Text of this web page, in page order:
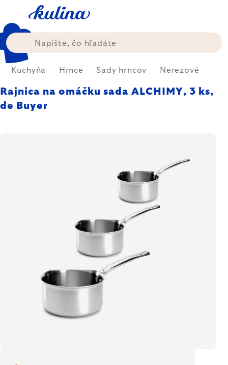
obsah
Kuchyňa Hrnce Sady hrncov Nerezové
Rajnica na omáčku sada ALCHIMY, 3 ks,
de Buyer